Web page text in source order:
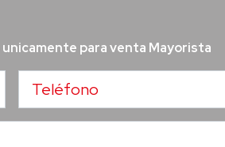
unicamente para venta Mayorista